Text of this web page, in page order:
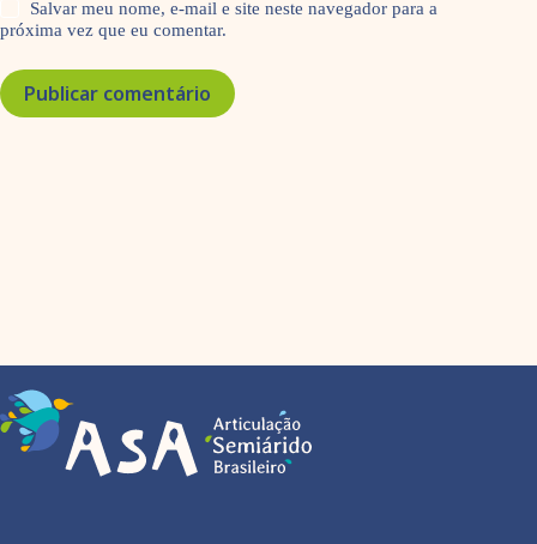
Salvar meu nome, e-mail e site neste navegador para a
próxima vez que eu comentar.
Publicar comentário